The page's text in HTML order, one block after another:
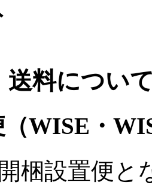
送料につい
（WISE・
梱設置便